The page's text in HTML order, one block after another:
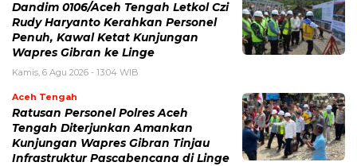
Dandim 0106/Aceh Tengah Letkol Czi
Rudy Haryanto Kerahkan Personel
Penuh, Kawal Ketat Kunjungan
Wapres Gibran ke Linge
Kamis, 6 Agu 2026 - 13:04 WIB
Aceh Tengah
Ratusan Personel Polres Aceh
Tengah Diterjunkan Amankan
Kunjungan Wapres Gibran Tinjau
Infrastruktur Pascabencana di Linge